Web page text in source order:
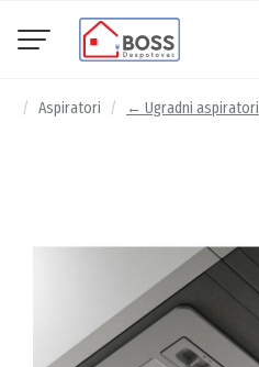
Aspiratori ← Ugradni aspiratori